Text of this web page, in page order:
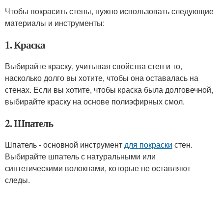
Чтобы покрасить стены, нужно использовать следующие
материалы и инструменты:
1. Краска
Выбирайте краску, учитывая свойства стен и то,
насколько долго вы хотите, чтобы она оставалась на
стенах. Если вы хотите, чтобы краска была долговечной,
выбирайте краску на основе полиэфирных смол.
2. Шпатель
Шпатель - основной инструментдля покраски стен.
Выбирайте шпатель с натуральными или
синтетическими волокнами, которые не оставляют
следы.